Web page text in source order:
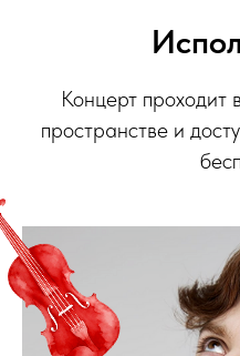
Концерт проходит
пространстве и